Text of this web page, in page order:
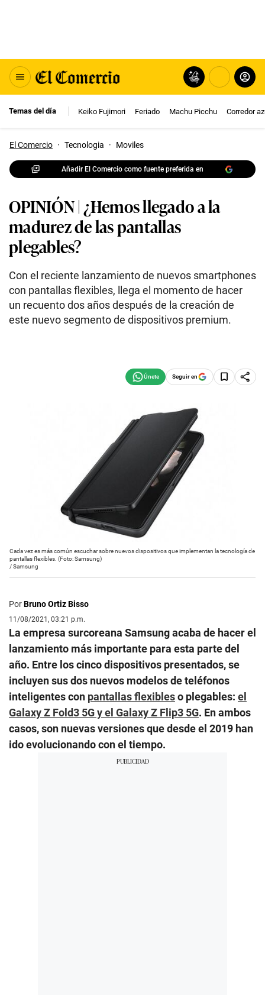
Temas del día Keiko Fujimori Feriado Machu Picchu Corredor
El Comercio · Tecnologia · Moviles
Añadir El Comercio como fuente preferida en
OPINIÓN | ¿Hemos llegado a la
madurez de las pantallas
plegables?
Con el reciente lanzamiento de nuevos smartphones
con pantallas flexibles, llega el momento de hacer
un recuento dos años después de la creación de
este nuevo segmento de dispositivos premium.
Seguir en
Cada vez es más común escuchar sobre nuevos dispositivos que implementan la tecnología de
pantallas flexibles. (Foto: Samsung)
/Samsung
PorBruno Ortiz Bisso
11/08/2021, 03:21 p.m.
La empresa surcoreana Samsung acaba de hacer el
lanzamiento más importante para esta parte del
año. Entre los cinco dispositivos presentados, se
incluyen sus dos nuevos modelos de teléfonos
inteligentes con pantallas flexibleso plegables: el
Galaxy Z Fold3 5G y el Galaxy Z Flip3 5G. En ambos
casos, son nuevas versiones que desde el 2019 han
ido evolucionando con el tiempo.